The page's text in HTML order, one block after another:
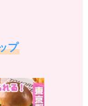
プ